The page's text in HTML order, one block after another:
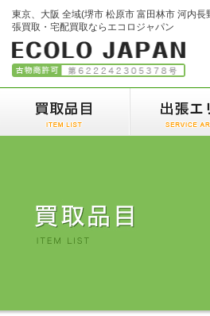
東京、大阪 全域(堺市 松原市 富田林市 河内長
張買取・宅配買取ならエコロジャパン